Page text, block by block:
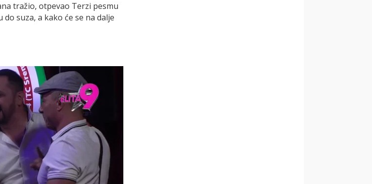
tražio, otpevao Terzi pesmu
suza, a kako će se na dalje